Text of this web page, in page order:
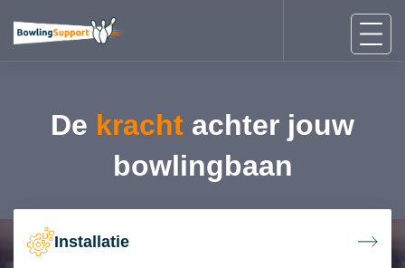
De kracht achter jouw
bowlingbaan
Installatie